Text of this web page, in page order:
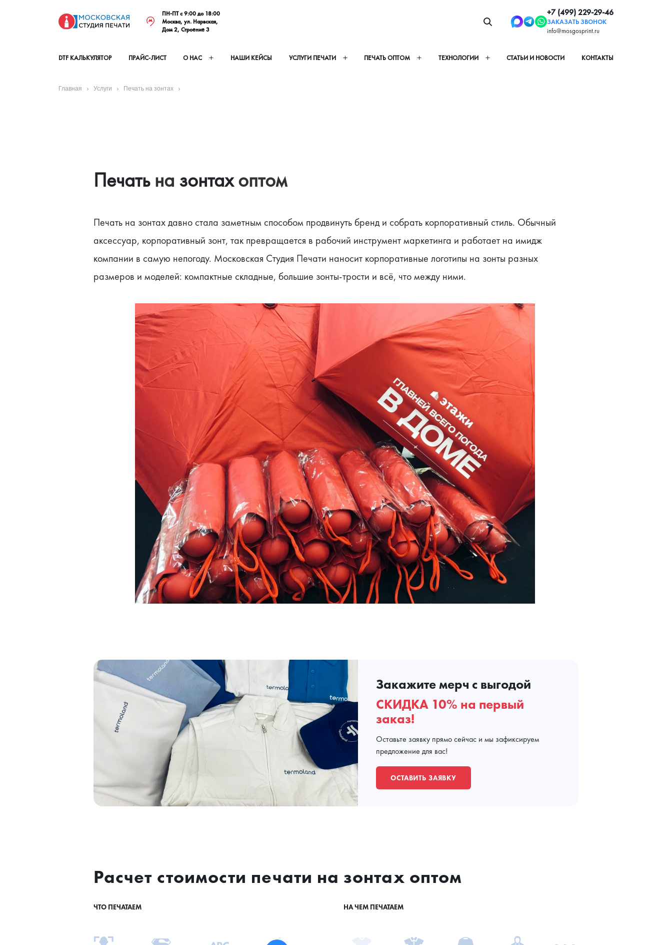
ПН-ПТ с 9:00 до 18:00
Москва, ул. Нарвская,
Дом 2, Строение 3
+7 (499) 229-29-46
ЗАКАЗАТЬ ЗВОНОК
info@mosgosprint.ru
DTF КАЛЬКУЛЯТОР ПРАЙС-ЛИСТ О НАС НАШИ КЕЙСЫ УСЛУГИ ПЕЧАТИ ПЕЧАТЬ ОПТОМ ТЕХНОЛОГИИ СТАТЬИ И НОВОСТИ КОНТАКТЫ
Главная Услуги Печать на зонтах
Печать на зонтах оптом
Печать на зонтах давно стала заметным способом продвинуть бренд и собрать корпоративный стиль. Обычный
аксессуар, корпоративный зонт, так превращается в рабочий инструмент маркетинга и работает на имидж
компании в самую непогоду. Московская Студия Печати наносит корпоративные логотипы на зонты разных
размеров и моделей: компактные складные, большие зонты-трости и всё, что между ними.
Закажите мерч с выгодой
СКИДКА 10% на первый
заказ!
Оставьте заявку прямо сейчас и мы зафиксируем
предложение для вас!
ОСТАВИТЬ ЗАЯВКУ
Расчет стоимости печати на зонтах оптом
ЧТО ПЕЧАТАЕМ НА ЧЕМ ПЕЧАТАЕМ